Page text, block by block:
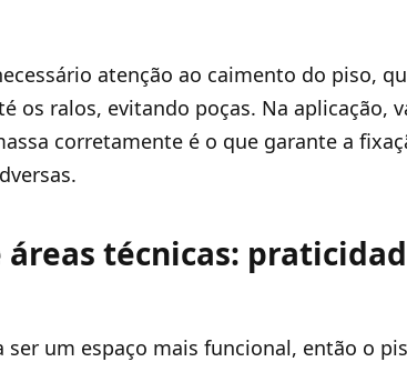
atenção ao caimento do piso,
os ralos, evitando poças. Na aplicação,
corretamente é o que garante a
técnicas:
ser um espaço mais funcional, então o